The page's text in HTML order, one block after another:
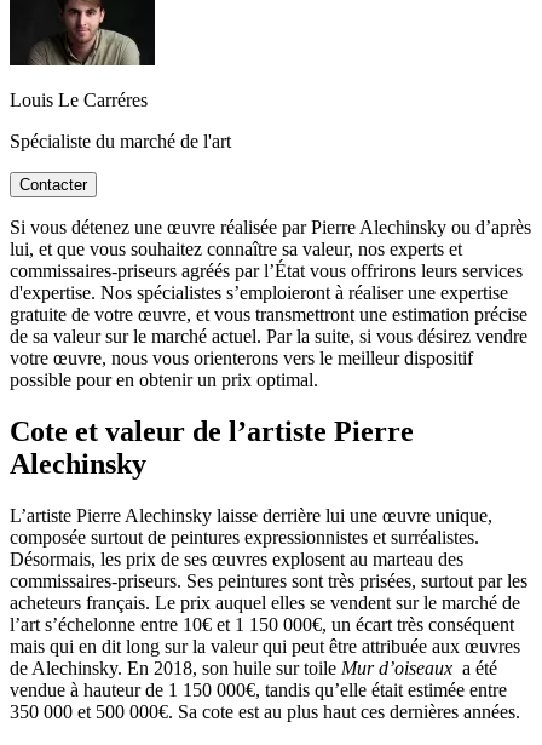
Louis Le Carréres
Spécialiste du marché de l'art
Contacter
Si vous détenez une œuvre réalisée par Pierre Alechinsky ou d’après
lui, et que vous souhaitez connaître sa valeur, nos experts et
commissaires-priseurs agréés par l’État vous offrirons leurs services
d'expertise. Nos spécialistes s’emploieront à réaliser une expertise
gratuite de votre œuvre, et vous transmettront une estimation précise
de sa valeur sur le marché actuel. Par la suite, si vous désirez vendre
votre œuvre, nous vous orienterons vers le meilleur dispositif
possible pour en obtenir un prix optimal.
Cote et valeur de l’artiste Pierre
Alechinsky
L’artiste Pierre Alechinsky laisse derrière lui une œuvre unique,
composée surtout de peintures expressionnistes et surréalistes.
Désormais, les prix de ses œuvres explosent au marteau des
commissaires-priseurs. Ses peintures sont très prisées, surtout par les
acheteurs français. Le prix auquel elles se vendent sur le marché de
l’art s’échelonne entre 10€ et 1 150 000€, un écart très conséquent
mais qui en dit long sur la valeur qui peut être attribuée aux œuvres
de Alechinsky. En 2018, son huile sur toile Mur d’oiseaux a été
vendue à hauteur de 1 150 000€, tandis qu’elle était estimée entre
350 000 et 500 000€. Sa cote est au plus haut ces dernières années.